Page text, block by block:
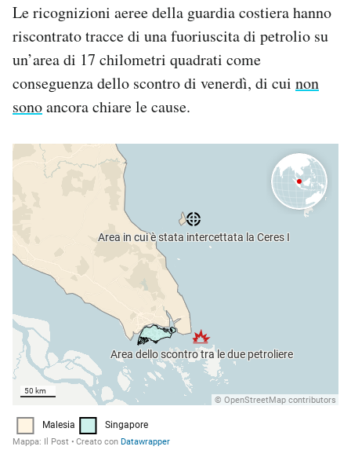
Le ricognizioni aeree della guardia costiera hanno
riscontrato tracce di una fuoriuscita di petrolio su
un’area di 17 chilometri quadrati come
conseguenza dello scontro di venerdì, di cui non
sonoancora chiare le cause.